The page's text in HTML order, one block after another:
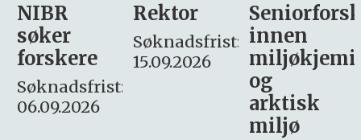
Rektor
Søknadsfrist:
15.09.2026
Seniorforsker
innen
miljøkjemi
søker
– fast
Søknadsfrist:
16. august.